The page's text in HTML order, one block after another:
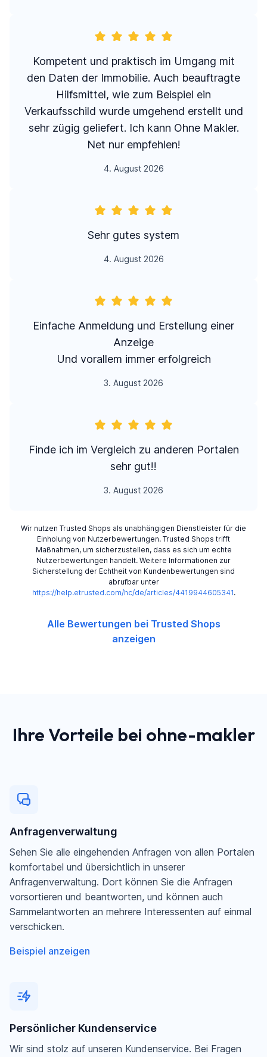
Kompetent und praktisch im Umgang mit
den Daten der Immobilie. Auch beauftragte
Hilfsmittel, wie zum Beispiel ein
Verkaufsschild wurde umgehend erstellt und
sehr zügig geliefert. Ich kann Ohne Makler.
Net nur empfehlen!
4. August 2026
Sehr gutes system
4. August 2026
Einfache Anmeldung und Erstellung einer
Anzeige
Und vorallem immer erfolgreich
3. August 2026
Finde ich im Vergleich zu anderen Portalen
sehr gut!!
3. August 2026
Wir nutzen Trusted Shops als unabhängigen Dienstleister für die
Einholung von Nutzerbewertungen. Trusted Shops trifft
Maßnahmen, um sicherzustellen, dass es sich um echte
Nutzerbewertungen handelt. Weitere Informationen zur
Sicherstellung der Echtheit von Kundenbewertungen sind
abrufbar unter
https://help.etrusted.com/hc/de/articles/4419944605341.
Alle Bewertungen bei Trusted Shops
anzeigen
Ihre Vorteile bei ohne-makler
Anfragenverwaltung
Sehen Sie alle eingehenden Anfragen von allen Portalen
komfortabel und übersichtlich in unserer
Anfragenverwaltung. Dort können Sie die Anfragen
vorsortieren und beantworten, und können auch
Sammelantworten an mehrere Interessenten auf einmal
verschicken.
Beispiel anzeigen
Persönlicher Kundenservice
Wir sind stolz auf unseren Kundenservice. Bei Fragen